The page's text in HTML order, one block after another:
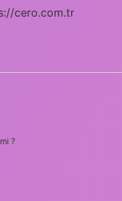
cero.com.tr
?